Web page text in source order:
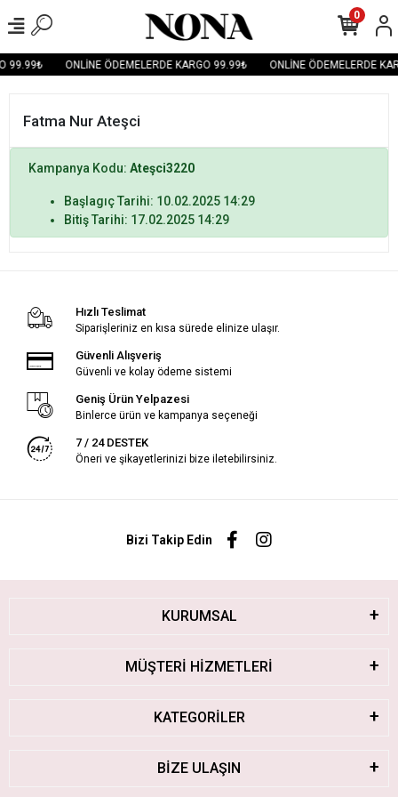
99.99₺ ONLİNE ÖDEMELERDE KARGO 99.99₺ ONLİNE ÖDEMELERDE
0
Fatma Nur Ateşci
Kampanya Kodu: Ateşci3220
Başlagıç Tarihi: 10.02.2025 14:29
Bitiş Tarihi: 17.02.2025 14:29
Hızlı Teslimat
Siparişleriniz en kısa sürede elinize ulaşır.
Güvenli Alışveriş
Güvenli ve kolay ödeme sistemi
Geniş Ürün Yelpazesi
Binlerce ürün ve kampanya seçeneği
7 / 24 DESTEK
Öneri ve şikayetlerinizi bize iletebilirsiniz.
Bizi Takip Edin
KURUMSAL
MÜŞTERİ HİZMETLERİ
KATEGORİLER
BİZE ULAŞIN